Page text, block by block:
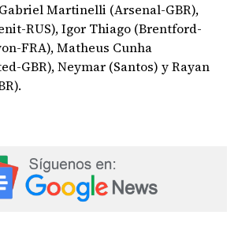
Martinelli (Arsenal-GBR),
RUS), Igor Thiago (Brentford-
FRA), Matheus Cunha
GBR), Neymar (Santos) y Rayan